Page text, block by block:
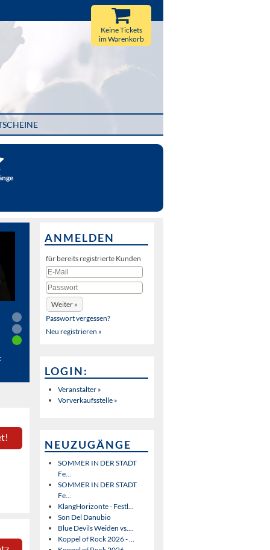
Keine Tickets
im Warenkorb
ANMELDEN
für bereits registrierte Kunden
Passwort vergessen?
Neu registrieren »
LOGIN:
Veranstalter »
Vorverkaufsstelle »
NEUZUGÄNGE
SOMMER IN DER STADT
Fe...
SOMMER IN DER STADT
Fe...
KlangHorizonte - Festl...
Son Del Danubio
Blue Devils Weiden vs....
Koppel of Rock 2026 - ...